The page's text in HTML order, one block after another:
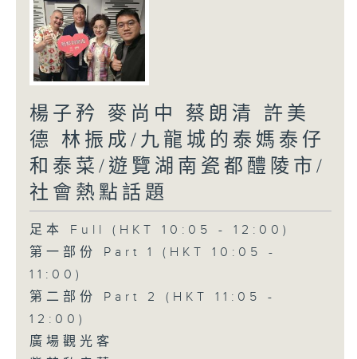
楊子矜 麥尚中 蔡朗清 許美
德 林振成/九龍城的泰媽泰仔
和泰菜/遊覽湖南瓷都醴陵市/
社會熱點話題
足本 Full (HKT 10:05 - 12:00)
第一部份 Part 1 (HKT 10:05 -
11:00)
第二部份 Part 2 (HKT 11:05 -
12:00)
廣場觀光客